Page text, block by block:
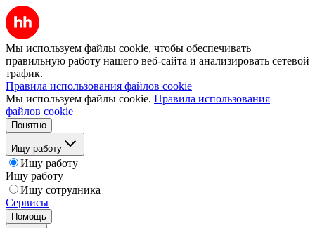
Мы используем файлы cookie, чтобы обеспечивать
правильную работу нашего веб-сайта и анализировать сетевой
трафик.
Правила использования файлов cookie
Мы используем файлы cookie. Правила использования
файлов cookie
Понятно
Ищу работу
Ищу работу
Ищу работу
Ищу сотрудника
Сервисы
Помощь